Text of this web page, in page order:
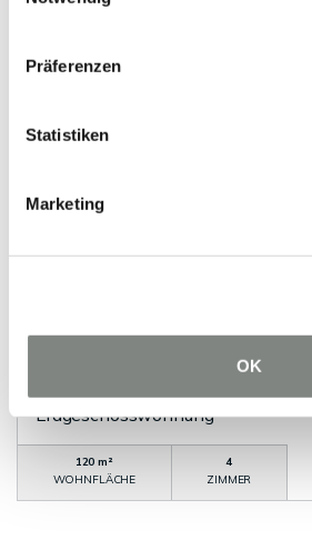
Präferenzen
Statistiken
Marketing
OK
VERMIETET
Gartenwohnung mit Einbauküche
Erdgeschosswohnung
120 m²
WOHNFLÄCHE
4
ZIMMER